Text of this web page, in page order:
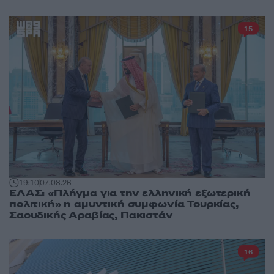
19:1007.08.26
ΕΛΑΣ: «Πλήγμα για την ελληνική εξωτερική
πολιτική» η αμυντική συμφωνία Τουρκίας,
Σαουδικής Αραβίας, Πακιστάν
15
16